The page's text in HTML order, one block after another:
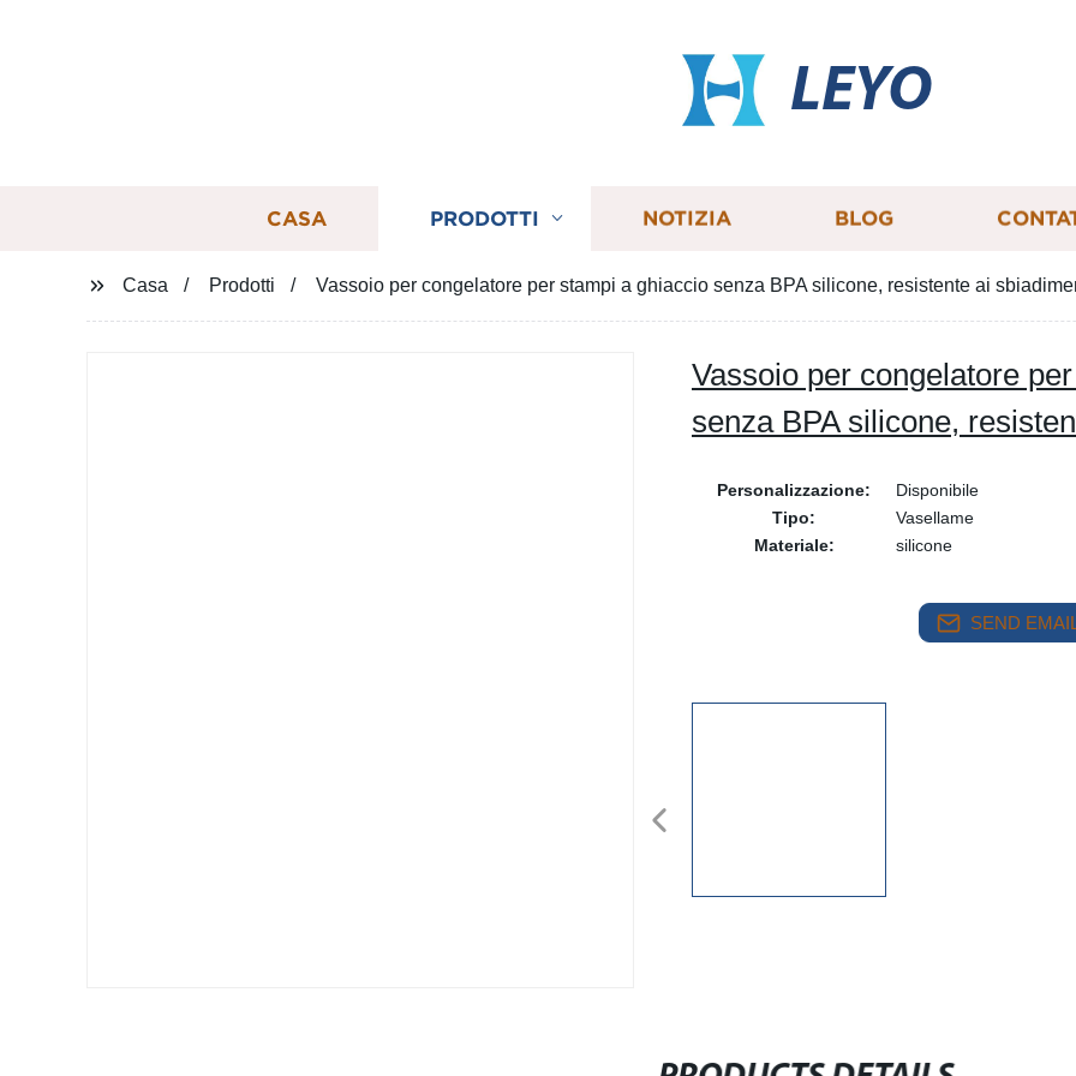
LEYO
CASA PRODOTTI NOTIZIA BLOG
Casa Prodotti Vassoio per congelatore per stampi a ghiaccio senza BPA silicone, resistente ai
Vassoio per congelatore
senza BPA silicone,
Personalizzazione:
Disponibile
Tipo:
Vasellame
Materiale:
silicone
SEND